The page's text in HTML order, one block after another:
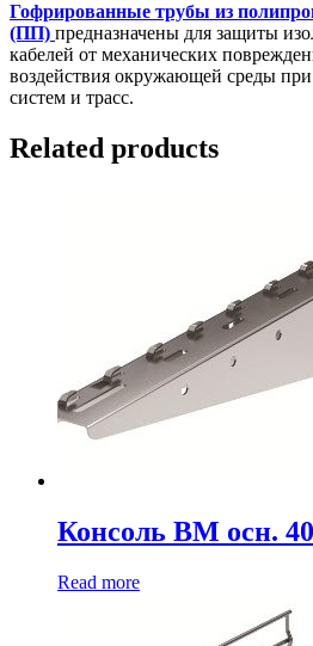
Гофрированные трубы из
(ПП) предназначены для защиты
кабелей от механических
воздействия окружающей среды
систем и трасс.
Related products
Консоль BM осн.
Read more